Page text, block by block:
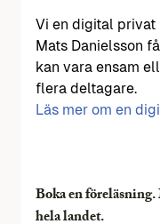
Vi en digital
Mats Danielsson
kan vara ensam
flera deltagare.
Läs mer om en
Boka en
hela landet.